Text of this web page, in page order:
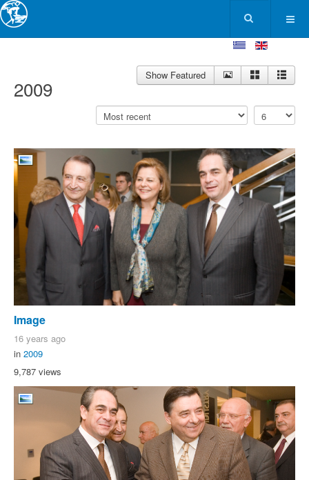
2009
Show Featured
Image
16 years ago
in 2009
9,787 views